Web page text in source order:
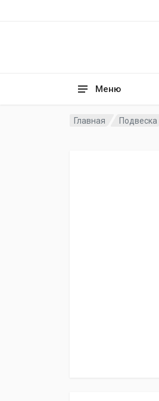
Меню
Главная Подвеска